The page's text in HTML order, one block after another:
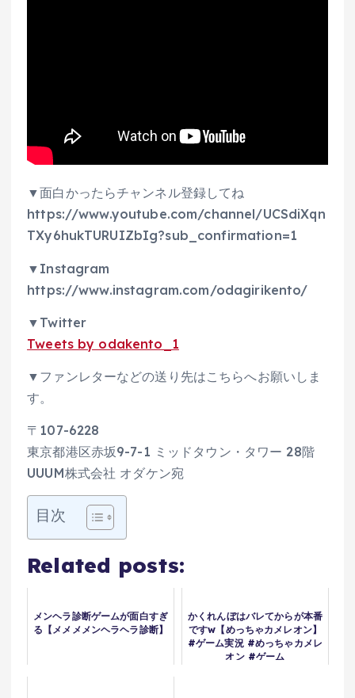
▼面白かったらチャンネル登録してね
https://www.youtube.com/channel/UCSdiXqn
TXy6hukTURUIZbIg?sub_confirmation=1
▼Instagram
https://www.instagram.com/odagirikento/
▼Twitter
Tweets by odakento_1
▼ファンレターなどの送り先はこちらへお願いしま
す。
〒107-6228
東京都港区赤坂9-7-1 ミッドタウン・タワー 28階
UUUM株式会社 オダケン宛
目次
Related posts:
メンヘラ診断ゲームが面白すぎ
る【メメメメンヘラヘラ診断】
かくれんぼはバレてからが本番
ですw【めっちゃカメレオン】
#ゲーム実況 #めっちゃカメレ
オン #ゲーム